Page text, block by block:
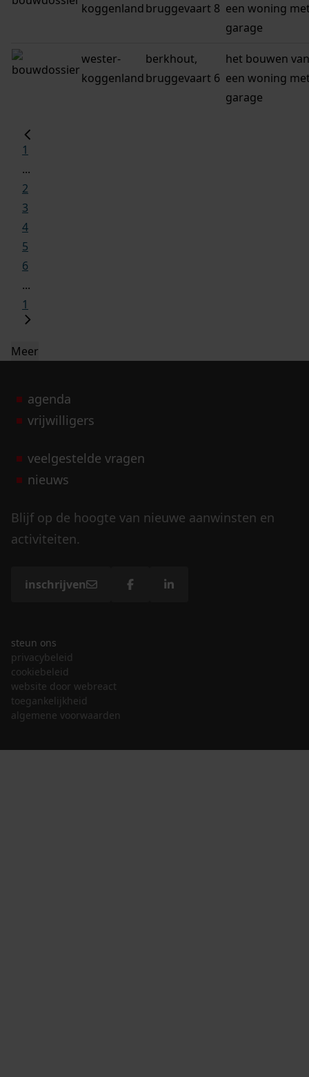
koggenlandbruggevaart 8 een woning
garage
wester-
koggenland
berkhout,
bruggevaart 6
het bouwen van
een woning
garage
1
...
2
3
4
5
6
...
1
Meer
agenda
vrijwilligers
veelgestelde vragen
nieuws
Blijf op de hoogte van nieuwe aanwinsten en
activiteiten.
inschrijven
steun ons
privacybeleid
cookiebeleid
website door webreact
toegankelijkheid
algemene voorwaarden